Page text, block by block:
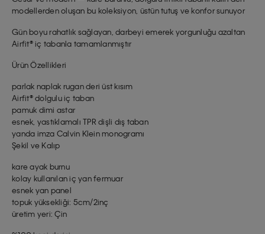
modellerden oluşan bu koleksiyon, üstün tutuş ve konfor sunuyor
Gün boyu rahatlık sağlayan, darbeyi emerek yorgunluğu azaltan
Airfit® iç tabanla tamamlanmıştır
Ürün Özellikleri
parlak naplak rugan deri üst kısım
Airfit® dolgulu iç taban
pamuk dimi astar
esnek, yastıklamalı TPR dişli dış taban
yanda imza Calvin Klein monogramı
Şekil ve Kalıp
kare ayak burnu
kolay kullanılan iç yan fermuar
esnek yan panel
topuk yüksekliği: 5cm/2inç
üretim yeri: Çin